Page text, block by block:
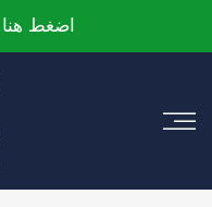
إلى
اضغط